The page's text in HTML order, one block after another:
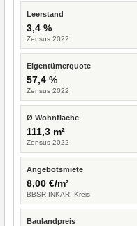
Leerstand
3,4 %
Zensus 2022
Eigentümerquote
57,4 %
Zensus 2022
Ø Wohnfläche
111,3 m²
Zensus 2022
Angebotsmiete
8,00 €/m²
BBSR INKAR, Kreis
Baulandpreis